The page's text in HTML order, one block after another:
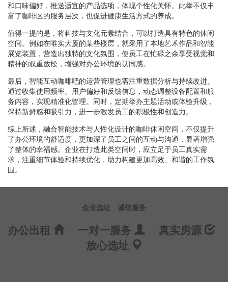
和口味偏好，推送适宜的产品选项，体现个性化关怀。此举不仅丰
富了咖啡区的服务层次，也促进健康生活方式的养成。
值得一提的是，将科技与文化元素结合，可以打造具有特色的休闲
空间。例如在唯实大厦的某些楼层，就采用了本地艺术作品和智能
展览装置，营造出独特的文化氛围，使员工在忙碌之余享受视觉和
精神的双重放松，增强对办公环境的认同感。
最后，智能互动咖啡吧的运营管理也需注重数据分析与持续改进。
通过收集使用频率、用户偏好和反馈信息，动态调整设备配置和服
务内容，实现精准化管理。同时，定期举办主题活动或体验升级，
保持新鲜感和吸引力，进一步激发员工的积极性和创造力。
综上所述，融合智能技术与人性化设计的咖啡休闲空间，不仅提升
了办公环境的舒适度，更加深了员工之间的互动与沟通，显著增强
了整体的幸福感。企业在打造此类空间时，应立足于员工真实需
求，注重细节体验和持续优化，助力构建更加高效、和谐的工作氛
围。
企业选址 诚信服务
办公出租 一对一服务
真实房源
放心选址